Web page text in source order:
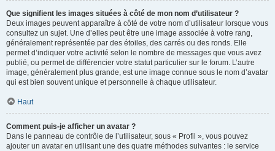
Que signifient les images situées à côté de mon nom d’utilisateur ?
Deux images peuvent apparaître à côté de votre nom d’utilisateur lorsque vous
consultez un sujet. Une d’elles peut être une image associée à votre rang,
généralement représentée par des étoiles, des carrés ou des ronds. Elle
permet d’indiquer votre activité selon le nombre de messages que vous avez
publié, ou permet de différencier votre statut particulier sur le forum. L’autre
image, généralement plus grande, est une image connue sous le nom d’avatar
qui est bien souvent unique et personnelle à chaque utilisateur.
Haut
Comment puis-je afficher un avatar ?
Dans le panneau de contrôle de l’utilisateur, sous « Profil », vous pouvez
ajouter un avatar en utilisant une des quatre méthodes suivantes : le service